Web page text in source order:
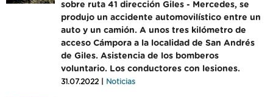
sobre ruta 41 dirección Giles - Mercedes, se
produjo un accidente automovilístico entre un
auto y un camión. A unos tres kilómetro de
acceso Cámpora a la localidad de San Andrés
de Giles. Asistencia de los bomberos
voluntario. Los conductores con lesiones.
31.07.2022 | Noticias